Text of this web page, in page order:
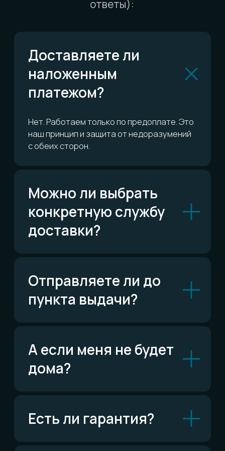
Можно ли обменять
Сколько это всё
стоит?
ОСТАЛИСЬ ВОПРОСЫ?
Telegram
Написать в Telegram
ВКонтакте
Возможно,
ответ уже есть